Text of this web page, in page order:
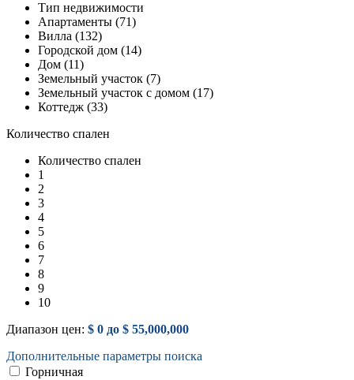
Тип недвижимости
Апартаменты (71)
Вилла (132)
Городской дом (14)
Дом (11)
Земельный участок (7)
Земельный участок с домом (17)
Коттедж (33)
Количество спален
Количество спален
1
2
3
4
5
6
7
8
9
10
Диапазон цен: $ 0 до $ 55,000,000
Дополнительные параметры поиска
Горничная